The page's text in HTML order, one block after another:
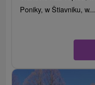
Poniky, w Štiavniku, w...